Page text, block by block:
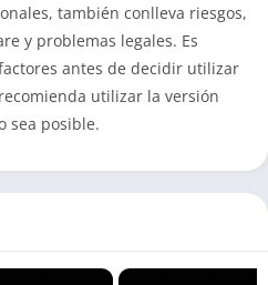
también conlleva riesgos,
y problemas legales. Es
antes de decidir utilizar
utilizar la versión
sea posible.